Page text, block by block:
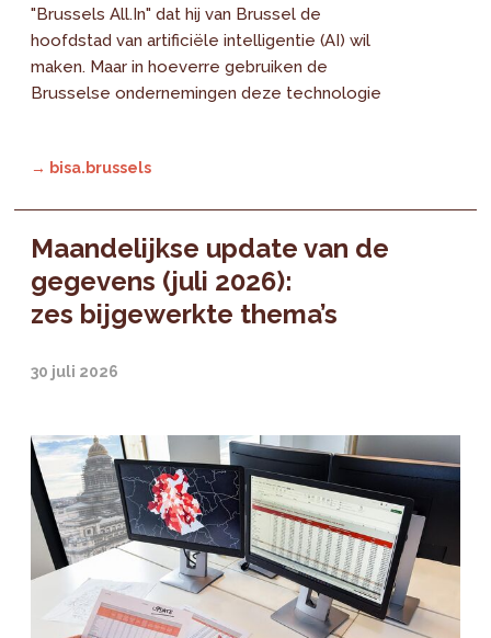
"Brussels All.In" dat hij van Brussel de
hoofdstad van artificiële intelligentie (AI) wil
maken. Maar in hoeverre gebruiken de
Brusselse ondernemingen deze technologie
→ bisa.brussels
Maandelijkse update van de
gegevens (juli 2026):
zes bijgewerkte thema’s
30 juli 2026